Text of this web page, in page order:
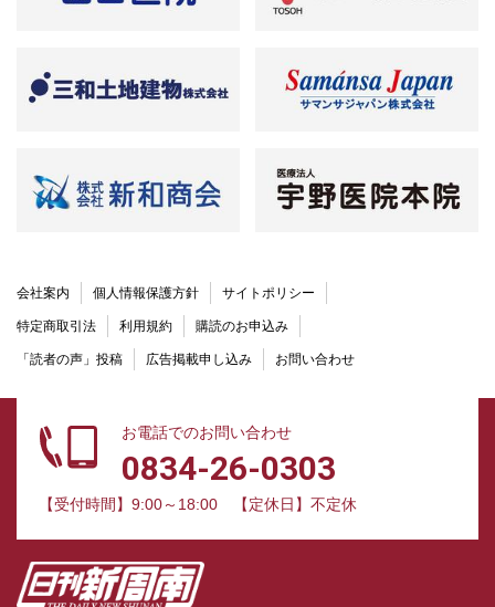
会社案内 個人情報保護方針 サイトポリシー
特定商取引法 利用規約 購読のお申込み
「読者の声」投稿 広告掲載申し込み お問い合わせ
お電話でのお問い合わせ
0834-26-0303
【受付時間】9:00～18:00 【定休日】不定休